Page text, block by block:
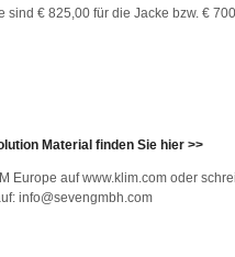
sind € 825,00 für die Jacke bzw. €
Material finden Sie hier >>
Europe auf www.klim.com oder
info@sevengmbh.com